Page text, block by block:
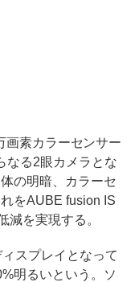
素カラーセンサー
なる2眼カメラとな
の明暗、カラーセ
をAUBE fusion IS
減を実現する。
スプレイとなって
明るいという。ソ